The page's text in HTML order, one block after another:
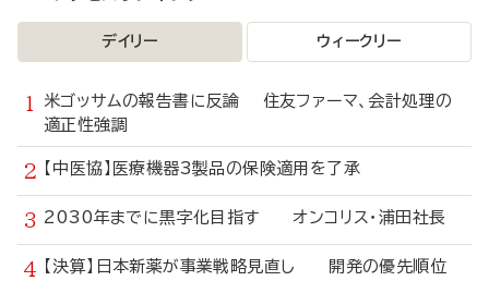
デイリー ウィークリー
米ゴッサムの報告書に反論 住友ファーマ、会計処理の
適正性強調
【中医協】医療機器3製品の保険適用を了承
2030年までに黒字化目指す オンコリス・浦田社長
【決算】日本新薬が事業戦略見直し 開発の優先順位